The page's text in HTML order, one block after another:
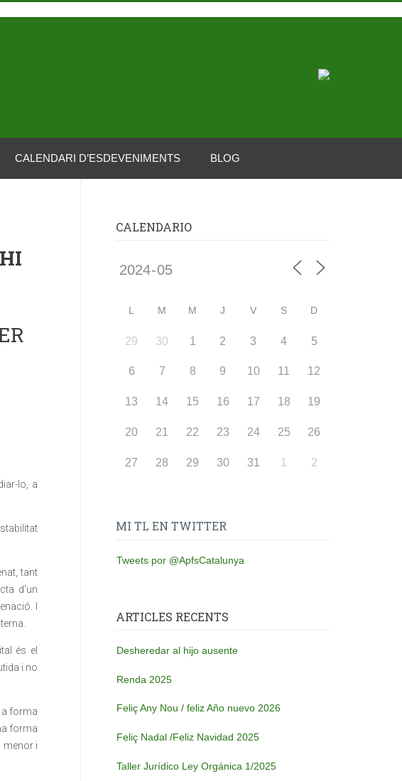
CALENDARI D’ESDEVENIMENTS BLOG
lo, a
tant
d’un
I
és el
i no
a forma
forma
menor i
CALENDARIO
L M M J V S D
29 30 1 2 3 4 5
6 7 8 9 10 11 12
13 14 15 16 17 18 19
20 21 22 23 24 25 26
27 28 29 30 31 1 2
MI TL EN TWITTER
Tweets por @ApfsCatalunya
ARTICLES RECENTS
Desheredar al hijo ausente
Renda 2025
Feliç Any Nou / feliz Año nuevo 2026
Feliç Nadal /Feliz Navidad 2025
Taller Jurídico Ley Orgánica 1/2025